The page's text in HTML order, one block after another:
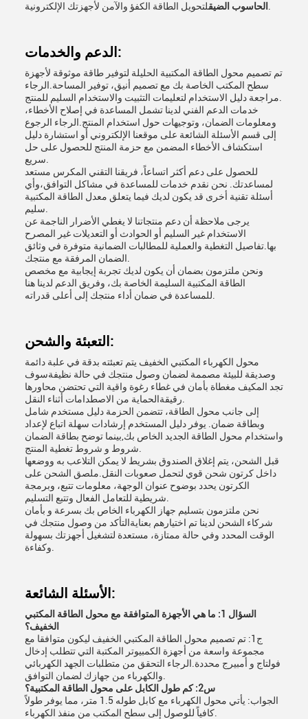
الحاسوب الضيق
الدعم والخدمات:
تم تصميم محول الطاقة المكتبية الحليلة لتوفير طاقة موثوقة لأجهزة
سطح المكتب الخاصة بك مع تصميم أنيق، توفير المساحة.الرجاء
خدمات الدعم الفني لدينا تشمل المساعدة في إصلاح الأخطاء،
ومعلومات الضمان، وتوجيهات حول استخدام المنتج.الرجاء الرجوع
إلى قسم الأسئلة الشائعة على موقعنا الإلكتروني أو استشارة دليل
استكشاف الأخطاء المضمن مع حزمة المنتج للحصول على حل
للحصول على دعم أكثر اتساعاً، فريقنا التقني المكرس مستعد
لمساعدتك. نحن نقدم خدمات للمساعدة في مشاكل التوافق،وأي
أسئلة تقنية أخرى قد يكون لديك فيما يتعلق معدل الطاقة المكتبية
يرجى ملاحظة أن دعم منتجاتنا لا يغطي الأضرار الناجمة عن
الاستخدام غير السليم أو الحوادث أو التعديلات غير المصرح
بها.تفاصيل التغطية والعملية للمطالبات الضمانية متوفرة في وثائق
ونحن ملتزمون بضمان أن يكون لديك تجربة إيجابية مع مخصص
الطاقة المكتبية السليمة الخاصة بك، وفريق الدعم لدينا هنا
التعبئة والشحن:
محول الكهرباء المكتبي الخفيف يتم تعبئته بدقة في علبة دائمة
وصديقة للبيئة مصممة لضمان وصول منتجك في حالة نظيفةسوف
تجد المكيف مغطاة بأمان في غطاء رغوة واقية التي تحتضن محاورها
إلى جانب محول الطاقة، تتضمن الحزمة دليل مستخدم شامل
وبطاقة ضمان. يوفر دليل المستخدم إرشادات سهلة اتباع لإعداد
واستخدام محول الطاقة الجديد الخاص بك,بينما توضح بطاقة الضمان
قبل الشحن، يتم إغلاق الصندوق بشريط لا يمكن التلاعب به ووضعها
داخل كرتون شحن قوي لتحمل صعوبات النقل.ملصق الشحن على
الكرتون يحدد بوضوح عنوان الوجهة، معلومات تتبع، وبرمجة
نحن ملتزمون بتسليم جهاز الكهرباء الخاص بك بسرعة و بأمان
شركاء الشحن لدينا تم اختيارهم بعنايةالتأكد من وصول منتجك في
الوقت المحدد وفي حالة ممتازة، مستعدة لتشغيل أجهزتك بسهولة
الأسئلة الشائعة:
السؤال 1: ما هي الأجهزة المتوافقة مع محول الطاقة المكتبي
الخفيف؟
ج1: تم تصميم محول الطاقة المكتبي الخفيف ليكون متوافقا مع
مجموعة واسعة من أجهزة الكمبيوتر المكتبة التي تتطلب إدخال
فولتاج و أمبيرج محددة.الرجاء التحقق من متطلبات الجهد الكهربائي
س2: كم طول الكابل على محول الطاقة المكتبية؟
الجواب: يأتي محول الكهرباء مع كابل طوله 1.5 متر، مما يوفر طولاً